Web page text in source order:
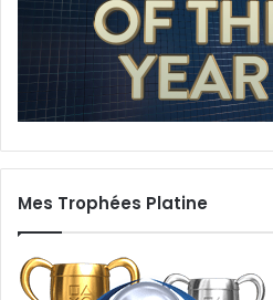
Mes Trophées Platine